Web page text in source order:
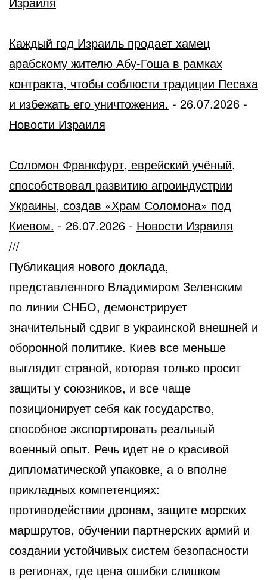
Каждый год Израиль продает хамец
арабскому жителю Абу-Гоша в рамках
контракта, чтобы соблюсти традиции Песаха
и избежать его уничтожения. - 26.07.2026 -
Новости Израиля
Соломон Франкфурт, еврейский учёный,
способствовал развитию агроиндустрии
Украины, создав «Храм Соломона» под
Киевом. - 26.07.2026 - Новости Израиля
///
Публикация нового доклада,
представленного Владимиром Зеленским
по линии СНБО, демонстрирует
значительный сдвиг в украинской внешней и
оборонной политике. Киев все меньше
выглядит страной, которая только просит
защиты у союзников, и все чаще
позиционирует себя как государство,
способное экспортировать реальный
военный опыт. Речь идет не о красивой
дипломатической упаковке, а о вполне
прикладных компетенциях:
противодействии дронам, защите морских
маршрутов, обучении партнерских армий и
создании устойчивых систем безопасности
в регионах, где цена ошибки слишком